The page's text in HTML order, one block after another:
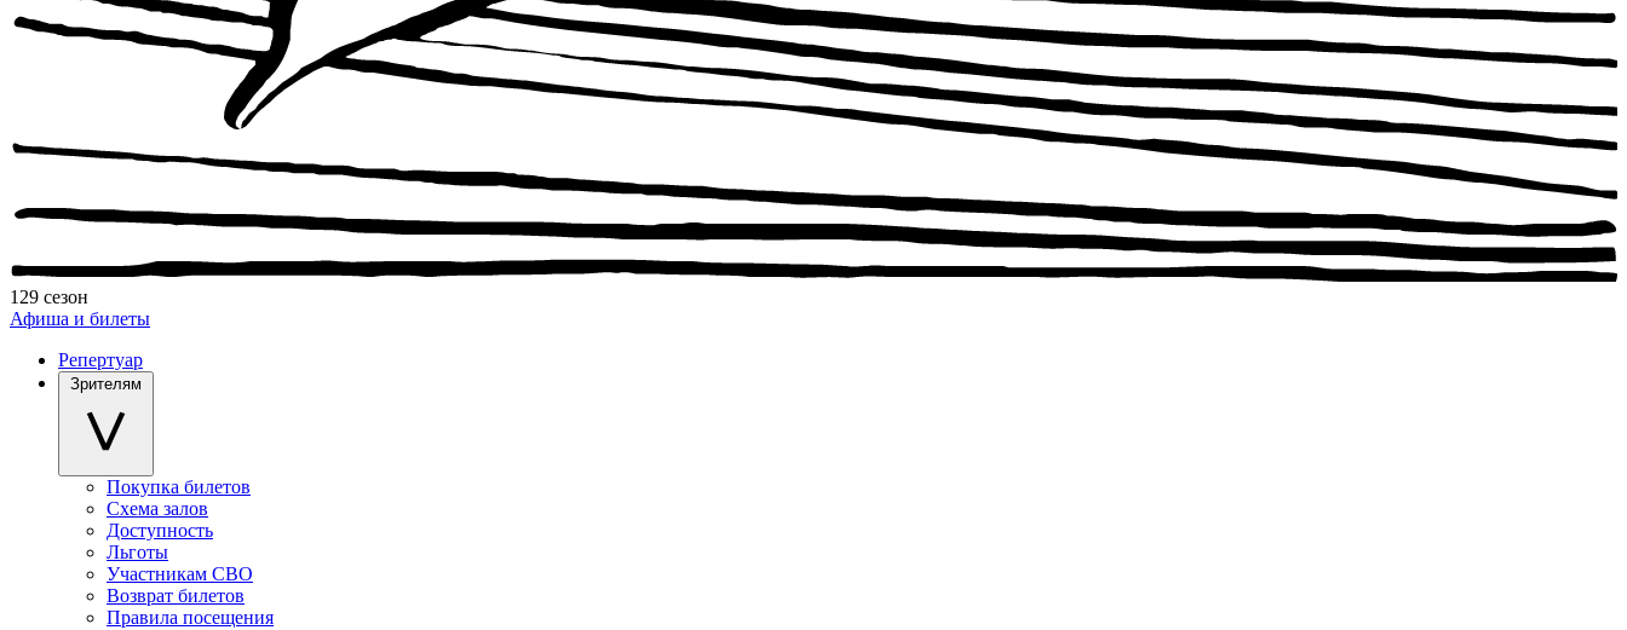
129 сезон
Афиша и билеты
Репертуар
Зрителям
Покупка билетов
Схема залов
Доступность
Льготы
Участникам СВО
Возврат билетов
Правила посещения